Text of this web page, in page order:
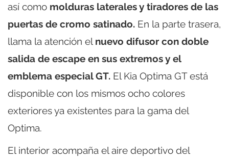
así como molduras laterales y tiradores de las
puertas de cromo satinado. En la parte trasera,
llama la atención el nuevo difusor con doble
salida de escape en sus extremos y el
emblema especial GT. El Kia Optima GT está
disponible con los mismos ocho colores
exteriores ya existentes para la gama del
Optima.
El interior acompaña el aire deportivo del